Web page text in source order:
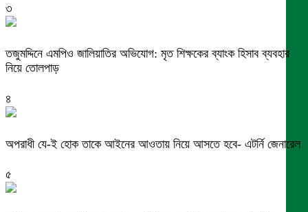
৩
তজুমদ্দিনে এমপিও জালিয়াতির অভিযোগ: মৃত শিক্ষকের ব্যাংক হিসাব ব্যবহার
নিয়ে তোলপাড়
৪
অপরাধী যে-ই হোক তাকে আইনের আওতায় নিয়ে আসতে হবে- এটর্নি জেনারেল
৫